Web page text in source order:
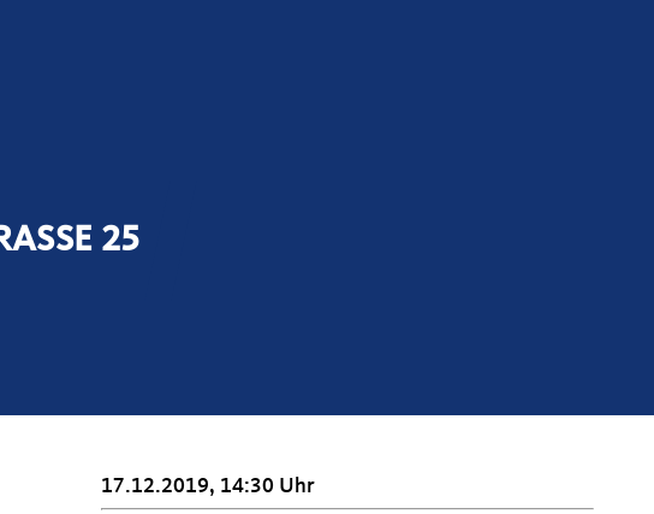
25
17.12.2019, 14:30 Uhr